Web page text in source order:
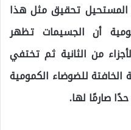
المستحيل تحقيق مثل هذا
أن الجسيمات تظهر
من الثانية ثم تختفي
للضوضاء الكمومية